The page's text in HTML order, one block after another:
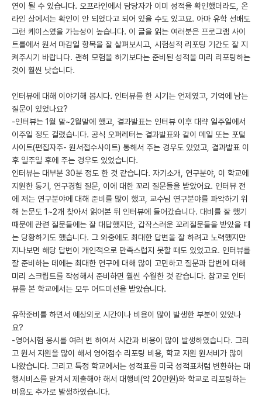
연이 될 수 있습니다. 오프라인에서 담당자가 이미 성적을 확인했더라도, 온
라인 상에서는 확인이 안 되었다고 되어 있을 수도 있고요. 아마 유학 선배도
그런 케이스였을 가능성이 높습니다. 이 글을 읽는 여러분은 프로그램 사이
트를에서 원서 마감일 항목을 잘 살펴보시고, 시험성적 리포팅 기간도 잘 지
켜주시기 바랍니다. 괜히 모험을 하기보다는 준비된 성적을 미리 리포팅하는
것이 훨씬 낫습니다.
인터뷰에 대해 이야기해 봅시다. 인터뷰를 한 시기는 언제였고, 기억에 남는
질문이 있었나요?
-인터뷰는 1월 말~2월말에 했고, 결과발표는 인터뷰 이후 대략 일주일에서
이주일 정도 걸렸습니다. 공식 오퍼레터는 결과발표와 같이 메일 또는 포털
사이트(편집자주- 원서접수사이트) 통해서 주는 경우도 있었고, 결과발표 이
후 일주일 후에 주는 경우도 있었습니다.
인터뷰는 대부분 30분 정도 한 것 같습니다. 자기소개, 연구분야, 이 학교에
지원한 동기, 연구경험 질문, 이에 대한 꼬리 질문들을 받았어요. 인터뷰 전
에 저는 연구분야에 대해 준비를 많이 했고, 교수님 연구분야를 파악하기 위
해 논문도 1~2개 찾아서 읽어본 뒤 인터뷰에 들어갔습니다. 대비를 잘 했기
때문에 관련 질문들에는 잘 대답했지만, 갑작스러운 꼬리질문들을 받았을 때
는 당황하기도 했습니다. 그 와중에도 최대한 답변을 잘 하려고 노력했지만
지나보면 해당 답변이 개인적으로 만족스럽지 못할 때도 있었고요. 인터뷰를
잘 준비하는 데에는 최대한 연구에 대해 많이 고민하고 질문과 답변에 대해
미리 스크립트를 작성해서 준비하면 훨씬 수월한 것 같습니다. 참고로 인터
뷰를 본 학교에서는 모두 어드미션을 받았습니다.
유학준비를 하면서 예상외로 시간이나 비용이 많이 발생한 부분이 있었나
요?
-영어시험 응시를 여러 번 하여서 시간과 비용이 많이 발생하였습니다. 그리
고 원서 지원을 많이 해서 영어점수 리포팅 비용, 학교 지원 원서비가 많이
나왔습니다. 그리고 특정 학교에서는 성적표를 미국 성적표처럼 변환하는 대
행서비스를 맡겨서 제출해야 해서 대행비(약 20만원)와 학교로 리포팅하는
비용도 추가로 발생하였습니다.